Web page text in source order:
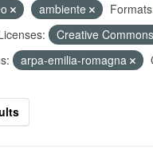
ambiente
Creative
arpa-emilia-romagna